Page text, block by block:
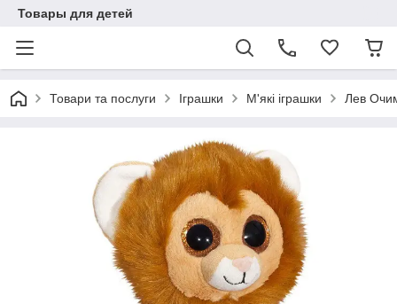
Товары для детей
Товари та послуги Іграшки М'які іграшки Лев